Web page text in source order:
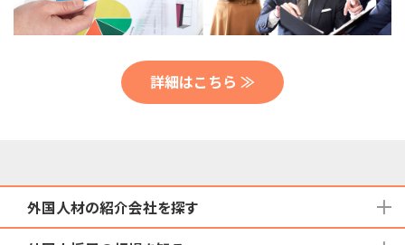
詳細はこちら ≫
外国人材の紹介会社を探す